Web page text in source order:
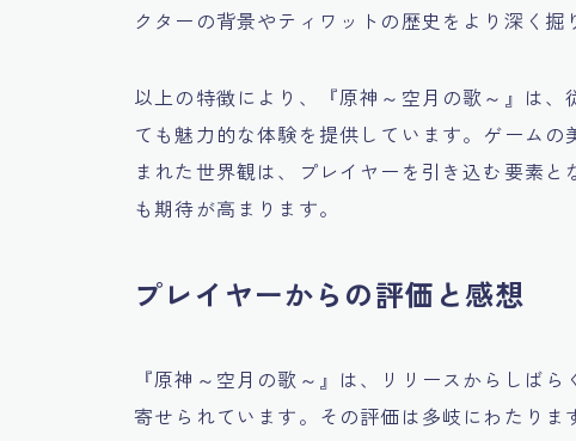
クターの背景やティワットの歴史をより深く掘
以上の特徴により、『原神～空月の歌～』は
ても魅力的な体験を提供しています。ゲーム
まれた世界観は、プレイヤーを引き込む要素
も期待が高まります。
プレイヤーからの評価と感想
『原神～空月の歌～』は、リリースからしば
寄せられています。その評価は多岐にわたり